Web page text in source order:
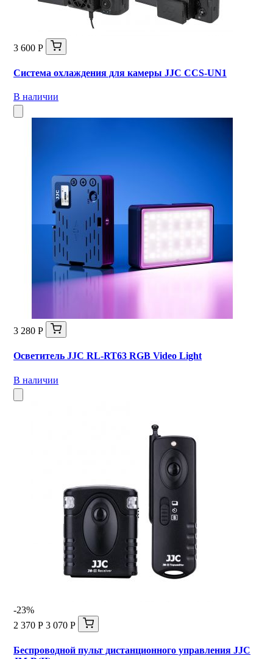
3 600 Р
Система охлаждения для камеры JJC CCS-UN1
В наличии
3 280 Р
Осветитель JJC RL-RT63 RGB Video Light
В наличии
-23%
2 370 Р 3 070 Р
Беспроводной пульт дистанционного управления JJC